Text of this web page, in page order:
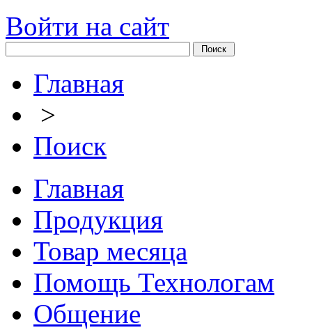
Войти на сайт
Главная
>
Поиск
Главная
Продукция
Товар месяца
Помощь Технологам
Общение